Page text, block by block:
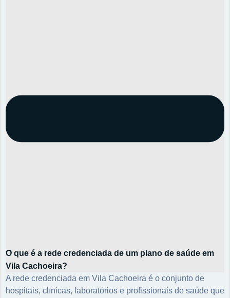
O que é a rede credenciada de um plano de saúde em
Vila Cachoeira?
A rede credenciada em Vila Cachoeira é o conjunto de
hospitais, clínicas, laboratórios e profissionais de saúde que